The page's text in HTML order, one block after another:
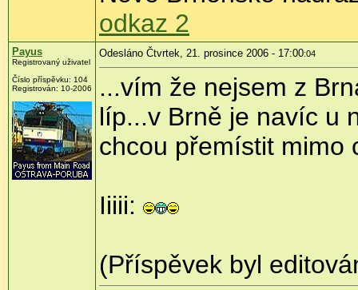
odkaz 2
Payus
Registrovaný uživatel
Číslo příspěvku: 104
Registrován: 10-2006
Odesláno Čtvrtek, 21. prosince 2006 - 17:00:04
...vím že nejsem z
líp...v Brně je navíc u
chcou přemístit mimo
Iiiii:
(Příspěvek byl